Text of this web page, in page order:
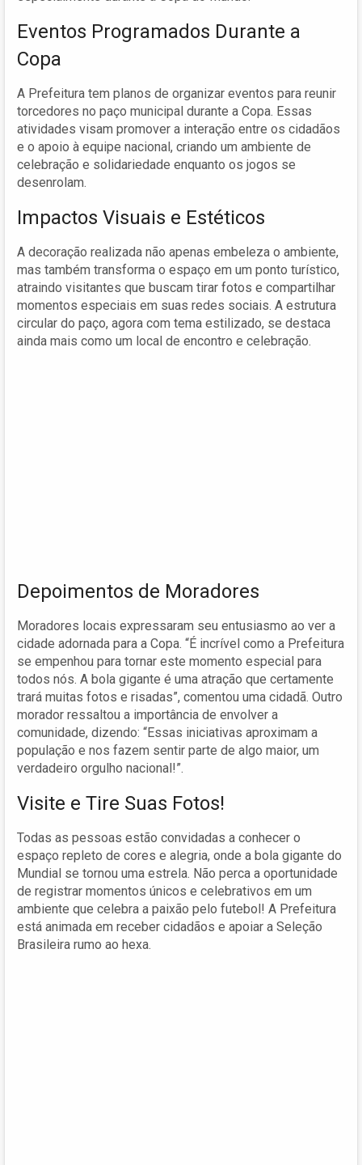
Eventos Programados Durante a
Copa
A Prefeitura tem planos de organizar eventos para reunir
torcedores no paço municipal durante a Copa. Essas
atividades visam promover a interação entre os cidadãos
e o apoio à equipe nacional, criando um ambiente de
celebração e solidariedade enquanto os jogos se
desenrolam.
Impactos Visuais e Estéticos
A decoração realizada não apenas embeleza o ambiente,
mas também transforma o espaço em um ponto turístico,
atraindo visitantes que buscam tirar fotos e compartilhar
momentos especiais em suas redes sociais. A estrutura
circular do paço, agora com tema estilizado, se destaca
ainda mais como um local de encontro e celebração.
Depoimentos de Moradores
Moradores locais expressaram seu entusiasmo ao ver a
cidade adornada para a Copa. “É incrível como a Prefeitura
se empenhou para tornar este momento especial para
todos nós. A bola gigante é uma atração que certamente
trará muitas fotos e risadas”, comentou uma cidadã. Outro
morador ressaltou a importância de envolver a
comunidade, dizendo: “Essas iniciativas aproximam a
população e nos fazem sentir parte de algo maior, um
verdadeiro orgulho nacional!”.
Visite e Tire Suas Fotos!
Todas as pessoas estão convidadas a conhecer o
espaço repleto de cores e alegria, onde a bola gigante do
Mundial se tornou uma estrela. Não perca a oportunidade
de registrar momentos únicos e celebrativos em um
ambiente que celebra a paixão pelo futebol! A Prefeitura
está animada em receber cidadãos e apoiar a Seleção
Brasileira rumo ao hexa.